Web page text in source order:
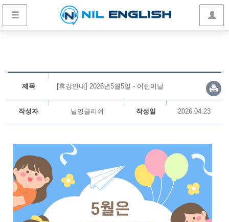
제목 [휴강안내] 2026년5월5일 - 어린이날
작성자 닐잉글리쉬 작성일 2026.04.23